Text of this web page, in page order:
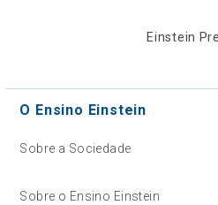
Einstein
O Ensino Einstein
Sobre a Sociedade
Sobre o Ensino Einstein